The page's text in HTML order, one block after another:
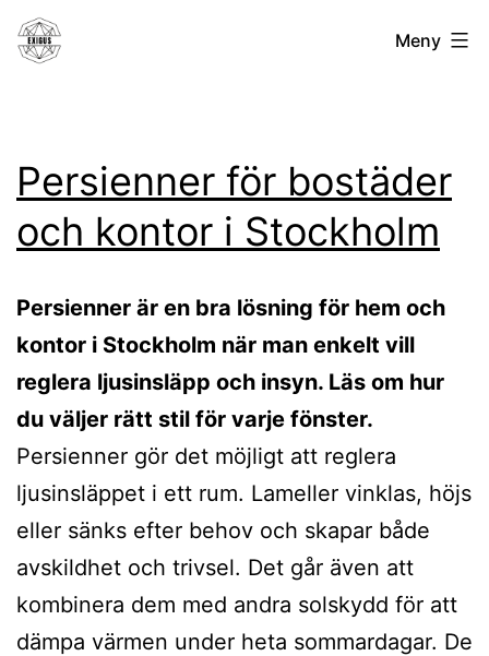
Hoppa
tillExigus.se Meny
Persienner för bostäder
och kontor i Stockholm
Persienner är en bra lösning för hem och
kontor i Stockholm när man enkelt vill
reglera ljusinsläpp och insyn. Läs om hur
du väljer rätt stil för varje fönster.
Persienner gör det möjligt att reglera
ljusinsläppet i ett rum. Lameller vinklas, höjs
eller sänks efter behov och skapar både
avskildhet och trivsel. Det går även att
kombinera dem med andra solskydd för att
dämpa värmen under heta sommardagar. De